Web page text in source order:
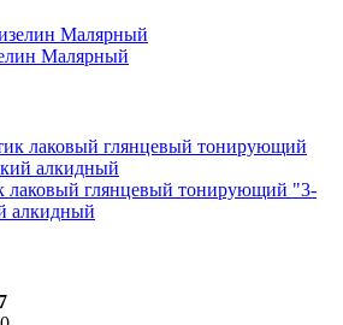
Малярный
лаковый глянцевый тонирующий "3-
алкидный